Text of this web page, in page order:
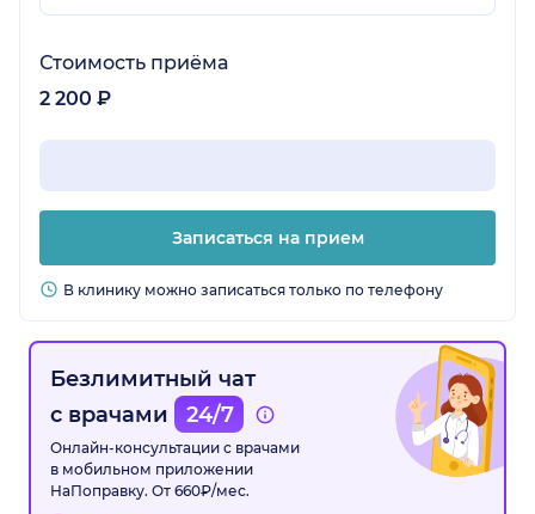
Стоимость приёма
2 200 ₽
Записаться на прием
В клинику можно записаться только по телефону
Безлимитный чат
с врачами
24/7
Онлайн-консультации с врачами
в мобильном приложении
НаПоправку. От 660₽/мес.